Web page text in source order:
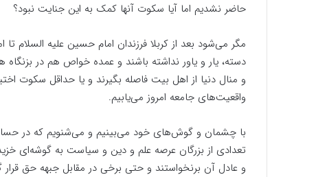
حاضر نشدیم اما آیا سکوت آنها کمک به این جنایت نبود؟
مگر می‌شود بعد از کربلا فرزندان امام حسین علیه السلام
دسته، یار و یاور نداشته باشند و عمده خواص هم در بزنگاه
و منال دنیا از اهل بیت فاصله بگیرند و یا حداقل سکوت
واقعیت‌های جامعه امروز می‌یابیم.
با چشمان و گوش‌های خود می‌بینیم و می‌شنویم که در
تعدادی از بزرگان عرصه علم و دین و سیاست به گوشه‌ای
و عادل آن برنخواستند و حتی برخی در مقابل جبهه حق قرار